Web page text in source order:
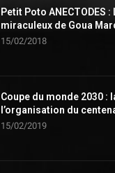
Petit Poto ANECTODES
miraculeux de Goua
15/02/2018
Coupe du monde 2030 :
l’organisation du
15/02/2019